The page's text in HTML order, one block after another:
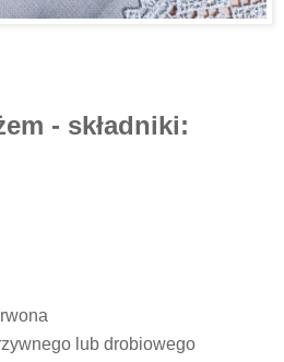
- składniki:
lub drobiowego